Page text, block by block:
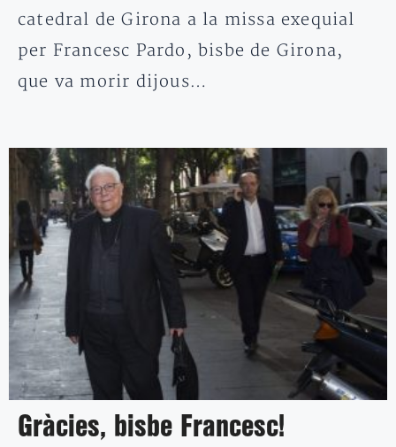
catedral de Girona a la missa exequial
per Francesc Pardo, bisbe de Girona,
que va morir dijous…
Gràcies, bisbe Francesc!